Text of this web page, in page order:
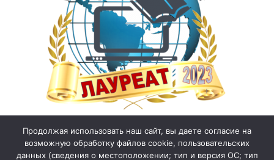
Продолжая использовать наш сайт, вы даете согласие на
возможную обработку файлов cookie, пользовательских
данных (сведения о местоположении; тип и версия ОС; тип